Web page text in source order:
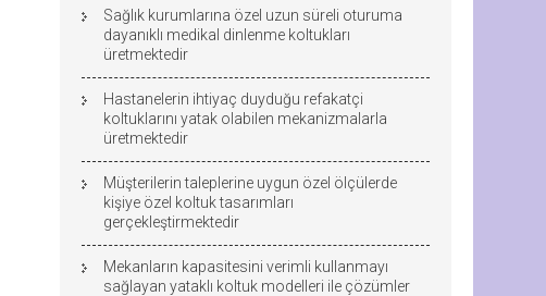
Sağlık kurumlarına özel uzun süreli oturuma
dayanıklı medikal dinlenme koltukları
üretmektedir
Hastanelerin ihtiyaç duyduğu refakatçi
koltuklarını yatak olabilen mekanizmalarla
üretmektedir
Müşterilerin taleplerine uygun özel ölçülerde
kişiye özel koltuk tasarımları
gerçekleştirmektedir
Mekanların kapasitesini verimli kullanmayı
sağlayan yataklı koltuk modelleri ile çözümler